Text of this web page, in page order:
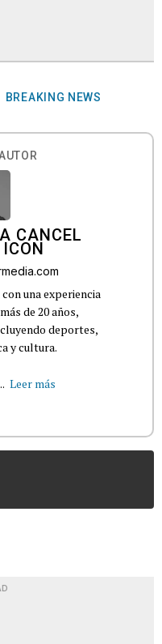
BREAKING NEWS
CANCEL
una experiencia
de 20 años,
deportes,
y cultura.
Leer más